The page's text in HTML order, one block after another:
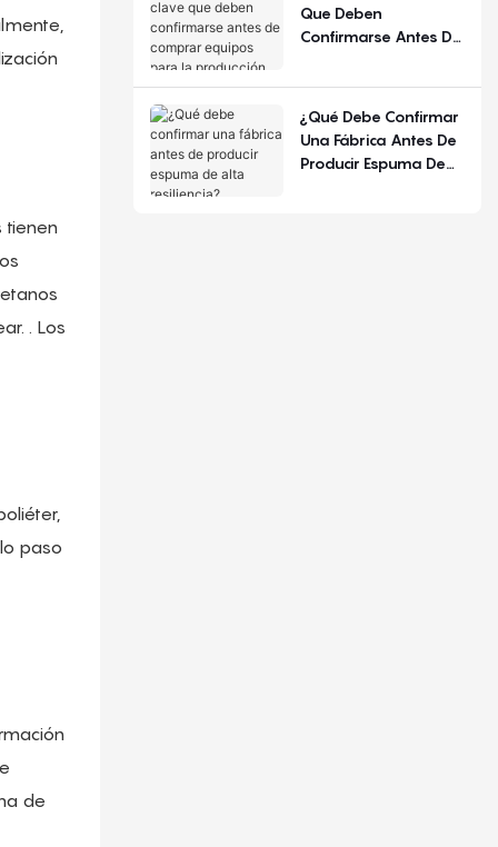
tienen
. Los
paso
de
Que Deben
Confirmarse Antes De
Para La Producción De
¿Qué Debe Confirmar
Una Fábrica Antes De
Producir Espuma De